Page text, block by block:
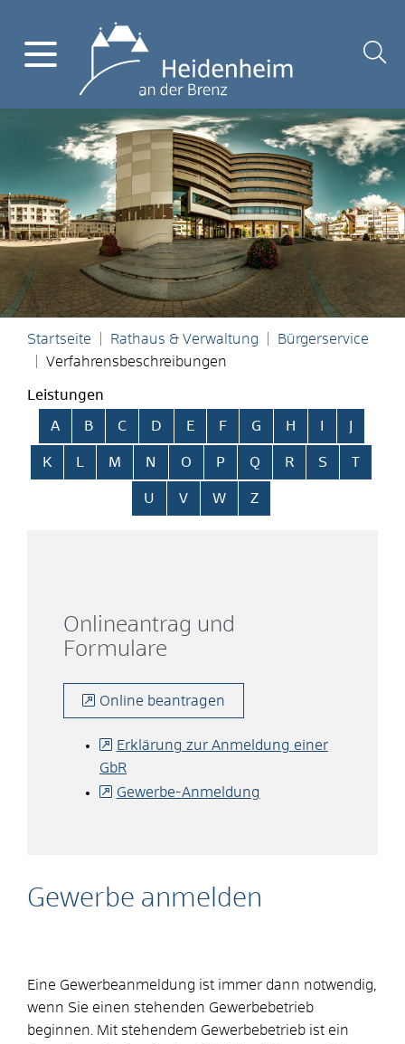
Startseite Rathaus & Verwaltung
Bürgerservice
Verfahrensbeschreibungen
Leistungen
Alphabetisches Register überspringen
A B C D E F G H
K L M N O P Q R S T
U V W Z
Gewerbe anmelden
Eine Gewerbeanmeldung ist immer dann notwendig,
wenn Sie einen stehenden Gewerbebetrieb
beginnen. Mit stehendem Gewerbebetrieb ist ein
Onlineantrag und
Formulare
Online beantragen
Erklärung zur Anmeldung einer
GbR
Gewerbe-Anmeldung